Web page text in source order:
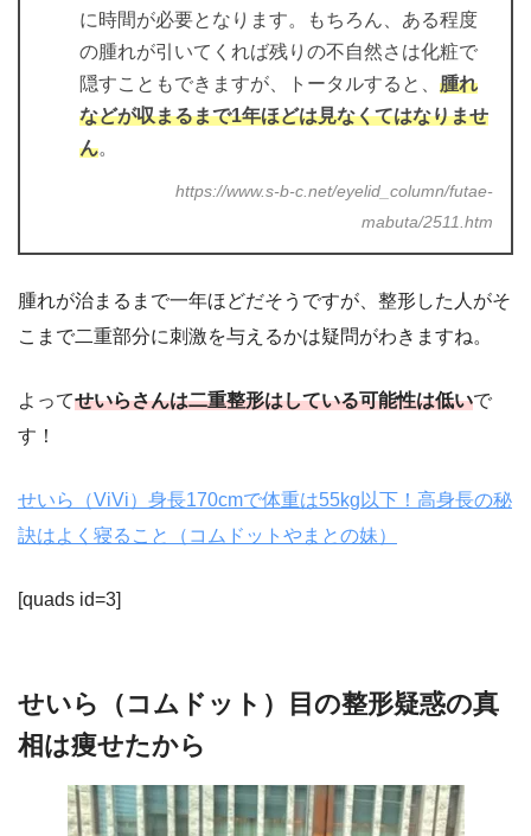
に時間が必要となります。もちろん、ある程度
の腫れが引いてくれば残りの不自然さは化粧で
隠すこともできますが、トータルすると、 腫れ
などが収まるまで1年ほどは見なくてはなりませ
ん。
https://www.s-b-c.net/eyelid_column/futae-
mabuta/2511.htm
腫れが治まるまで一年ほどだそうですが、整形した人がそ
こまで二重部分に刺激を与えるかは疑問がわきますね。
よってせいらさんは二重整形はしている可能性は低いで
す！
せいら（ViVi）身長170cmで体重は55kg以下！高身長の秘
訣はよく寝ること（コムドットやまとの妹）
[quads id=3]
せいら（コムドット）目の整形疑惑の真
相は痩せたから